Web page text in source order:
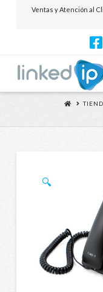
Ventas y Atención al
🔍